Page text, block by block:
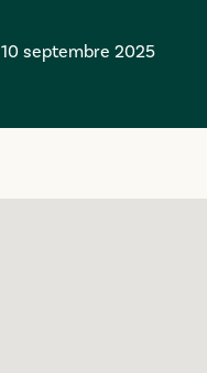
10 septembre 2025